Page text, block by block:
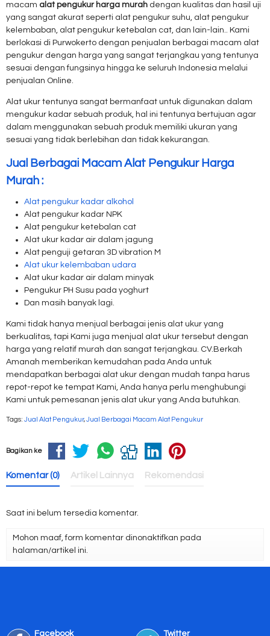
macam alat pengukur harga murah dengan kualitas dan hasil uji
yang sangat akurat seperti alat pengukur suhu, alat pengukur
kelembaban, alat pengukur ketebalan cat, dan lain-lain.. Kami
berlokasi di Purwokerto dengan penjualan berbagai macam alat
pengukur dengan harga yang sangat terjangkau yang tentunya
sesuai dengan fungsinya hingga ke seluruh Indonesia melalui
penjualan Online.
Alat ukur tentunya sangat bermanfaat untuk digunakan dalam
mengukur kadar sebuah produk, hal ini tentunya bertujuan agar
dalam menggunakan sebuah produk memiliki ukuran yang
sesuai yang tidak berlebihan dan tidak kekurangan.
Jual Berbagai Macam Alat Pengukur Harga
Murah :
Alat pengukur kadar alkohol
Alat pengukur kadar NPK
Alat pengukur ketebalan cat
Alat ukur kadar air dalam jagung
Alat penguji getaran 3D vibration M
Alat ukur kelembaban udara
Alat ukur kadar air dalam minyak
Pengukur PH Susu pada yoghurt
Dan masih banyak lagi.
Kami tidak hanya menjual berbagai jenis alat ukur yang
berkualitas, tapi Kami juga menjual alat ukur tersebut dengan
harga yang relatif murah dan sangat terjangkau. CV.Berkah
Amanah memberikan kemudahan pada Anda untuk
mendapatkan berbagai alat ukur dengan mudah tanpa harus
repot-repot ke tempat Kami, Anda hanya perlu menghubungi
Kami untuk pemesanan jenis alat ukur yang Anda butuhkan.
Tags: Jual Alat Pengukur,Jual Berbagai Macam Alat Pengukur
Bagikan ke
Komentar (0) Artikel Lainnya Rekomendasi
Saat ini belum tersedia komentar.
Mohon maaf, form komentar dinonaktifkan pada
halaman/artikel ini.
Facebook Twitter